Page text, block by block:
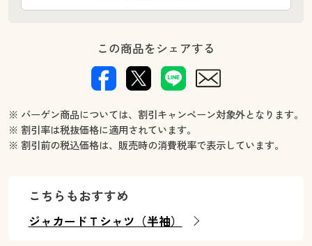
この商品をシェアする
※ バーゲン商品については、割引キャンペーン対象外となります。
※ 割引率は税抜価格に適用されています。
※ 割引前の税込価格は、販売時の消費税率で表示しています。
こちらもおすすめ
ジャカードＴシャツ（半袖）